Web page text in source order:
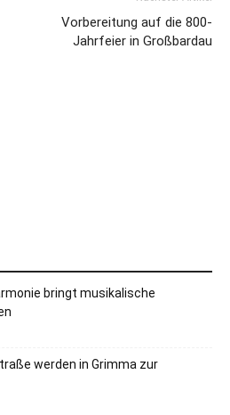
Vorbereitung auf die 800-
Jahrfeier in Großbardau
bringt musikalische
werden in Grimma zur